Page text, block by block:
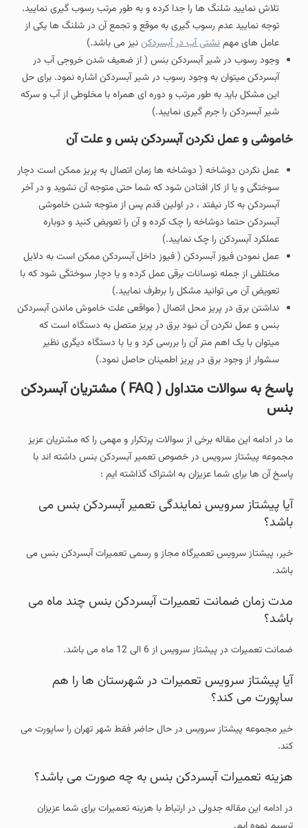
تلاش نمایید شلنگ ها را جدا کرده و به طور مرتب رسوب گیری نمایید.
توجه نمایید عدم رسوب گیری به موقع و تجمع آن در شلنگ ها یکی از
عامل های مهمنشتی آب در آبسردکننیز می باشد.)
وجود رسوب در شیر آبسردکن بنس ( از ضعیف شدن خروجی آب در
آبسردکن میتوان به وجود رسوب در شیر آبسردکن اشاره نمود. برای حل
این مشکل باید به طور مرتب و دوره ای همراه با مخلوطی از آب و سرکه
شیر آبسردکن را جرم گیری نمایید.)
خاموشی و عمل نکردن آبسردکن بنس و علت آن
عمل نکردن دوشاخه ( دوشاخه ها زمان اتصال به پریز ممکن است دچار
سوختگی و یا از کار افتادن شود که شما حتی متوجه آن نشوید و در آخر
آبسردکن به کار نیفتد ، در اولین قدم پس از متوجه شدن خاموشی
آبسردکن حتما دوشاخه را چک کرده و آن را تعویض کنید و دوباره
عملکرد آبسردکن را چک نمایید.)
عمل نمودن فیوز آبسردکن ( فیوز داخل آبسردکن ممکن است به دلایل
مختلفی از جمله نوسانات برقی عمل کرده و یا دچار سوختگی شود که با
تعویض آن می توانید مشکل را برطرف نمایید.)
نداشتن برق در پریز محل اتصال ( مواقعی علت خاموش ماندن آبسردکن
بنس و عمل نکردن آن نبود برق در پریز متصل به دستگاه است که
میتوان با یک اهم متر آن را بررسی کرد و یا با دستگاه دیگری نظیر
سشوار از وجود برق در پریز اطمینان حاصل نمود.)
پاسخ به سوالات متداول ( FAQ ) مشتریان آبسردکن
بنس
ما در ادامه این مقاله برخی از سوالات پرتکرار و مهمی را که مشتریان عزیز
مجموعه پیشتاز سرویس در خصوص تعمیر آبسردکن بنس داشته اند با
پاسخ آن ها برای شما عزیزان به اشتراک گذاشته ایم :
آیا پیشتاز سرویس نمایندگی تعمیر آبسردکن بنس می
باشد؟
خیر، پیشتاز سرویس تعمیرگاه مجاز و رسمی تعمیرات آبسردکن بنس می
باشد.
مدت زمان ضمانت تعمیرات آبسردکن بنس چند ماه می
باشد؟
ضمانت تعمیرات در پیشتاز سرویس از 6 الی 12 ماه می باشد.
آیا پیشتاز سرویس تعمیرات در شهرستان ها را هم
ساپورت می کند؟
خیر مجموعه پیشتاز سرویس در حال حاضر فقط شهر تهران را ساپورت می
کند.
هزینه تعمیرات آبسردکن بنس به چه صورت می باشد؟
در ادامه این مقاله جدولی در ارتباط با هزینه تعمیرات برای شما عزیزان